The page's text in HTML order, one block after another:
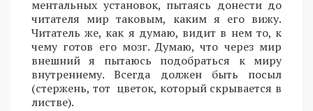
ментальных установок, пытаясь донести до
читателя мир таковым, каким я его вижу.
Читатель же, как я думаю, видит в нем то, к
чему готов его мозг. Думаю, что через мир
внешний я пытаюсь подобраться к миру
внутреннему. Всегда должен быть посыл
(стержень, тот цветок, который скрывается в
листве).